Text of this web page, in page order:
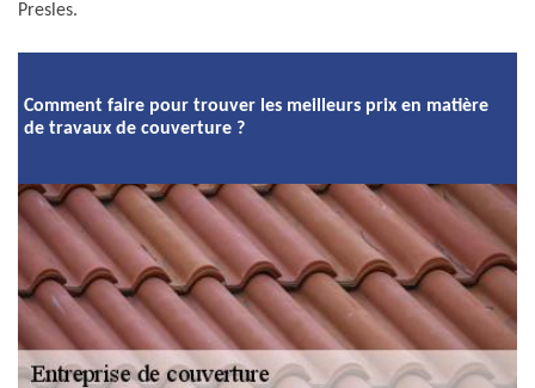
Presles.
Comment faire pour trouver les meilleurs prix en matière
de travaux de couverture ?